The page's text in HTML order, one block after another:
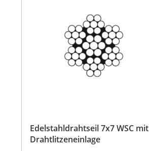
Edelstahldrahtseil 7x7 WSC mit
Drahtlitzeneinlage